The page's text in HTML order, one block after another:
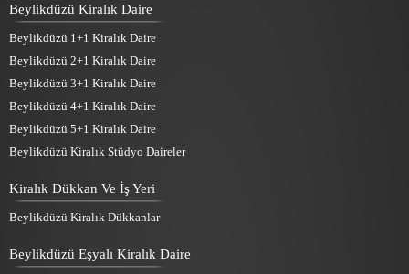
Beylikdüzü Kiralık Daire
Beylikdüzü 1+1 Kiralık Daire
Beylikdüzü 2+1 Kiralık Daire
Beylikdüzü 3+1 Kiralık Daire
Beylikdüzü 4+1 Kiralık Daire
Beylikdüzü 5+1 Kiralık Daire
Beylikdüzü Kiralık Stüdyo Daireler
Kiralık Dükkan Ve İş Yeri
Beylikdüzü Kiralık Dükkanlar
Beylikdüzü Eşyalı Kiralık Daire